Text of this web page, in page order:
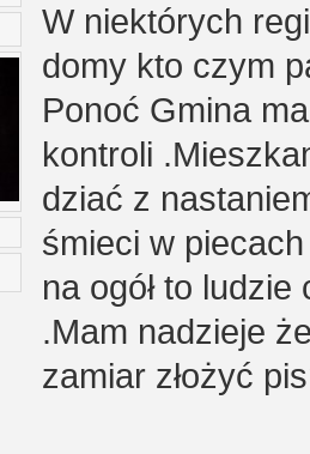
W niektórych
domy kto czym
Ponoć Gmina
kontroli
dziać z
śmieci w
na ogół to
.Mam nadzieje
zamiar złożyć